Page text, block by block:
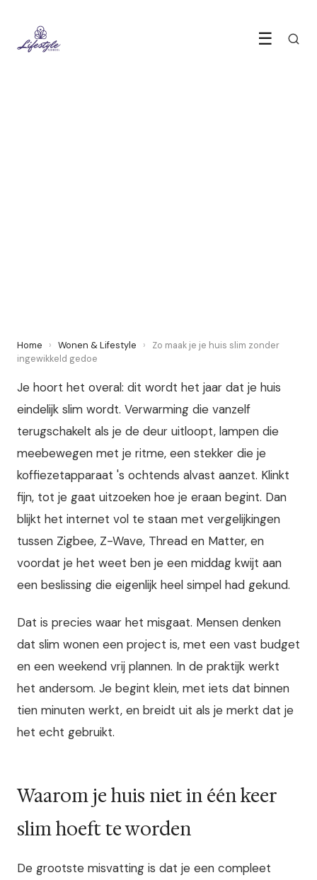
☰
Home › Wonen & Lifestyle ›
Zo maak je je huis slim zonder
ingewikkeld gedoe
Je hoort het overal: dit wordt het jaar dat je huis
eindelijk slim wordt. Verwarming die vanzelf
terugschakelt als je de deur uitloopt, lampen die
meebewegen met je ritme, een stekker die je
koffiezetapparaat 's ochtends alvast aanzet. Klinkt
fijn, tot je gaat uitzoeken hoe je eraan begint. Dan
blijkt het internet vol te staan met vergelijkingen
tussen Zigbee, Z-Wave, Thread en Matter, en
voordat je het weet ben je een middag kwijt aan
een beslissing die eigenlijk heel simpel had gekund.
Dat is precies waar het misgaat. Mensen denken
dat slim wonen een project is, met een vast budget
en een weekend vrij plannen. In de praktijk werkt
het andersom. Je begint klein, met iets dat binnen
tien minuten werkt, en breidt uit als je merkt dat je
het echt gebruikt.
Waarom je huis niet in één keer
slim hoeft te worden
De grootste misvatting is dat je een compleet